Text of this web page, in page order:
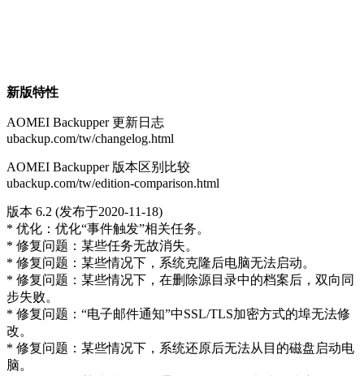
新版特性
AOMEI Backupper 更新日志
ubackup.com/tw/changelog.html
AOMEI Backupper 版本区别比较
ubackup.com/tw/edition-comparison.html
版本 6.2 (发布于2020-11-18)
* 优化：优化“事件触发”相关任务。
* 修复问题：某些任务无故消失。
* 修复问题：某些情况下，系统克隆后电脑无法启动。
* 修复问题：某些情况下，在删除源目录中的档案后，双向同
步失败。
* 修复问题：“电子邮件通知”中SSL/TLS加密方式的埠无法修
改。
* 修复问题：某些情况下，系统还原后无法从目的磁盘启动电
脑。